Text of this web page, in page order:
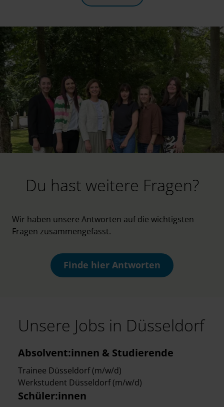
neugierig, an welchen weiteren Themen wir bei
Deloitte bearbeiten? Mehr dazu im Video!
Du hast weitere Fragen?
Wir haben unsere Antworten auf die wichtigsten
Fragen zusammengefasst.
Finde hier Antworten
Unsere Jobs in Düsseldorf
Schüler:innen
Absolvent:innen & Studierende
Trainee Düsseldorf (m/w/d)
Werkstudent Düsseldorf (m/w/d)